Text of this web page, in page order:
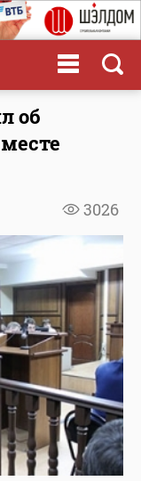
об
3026